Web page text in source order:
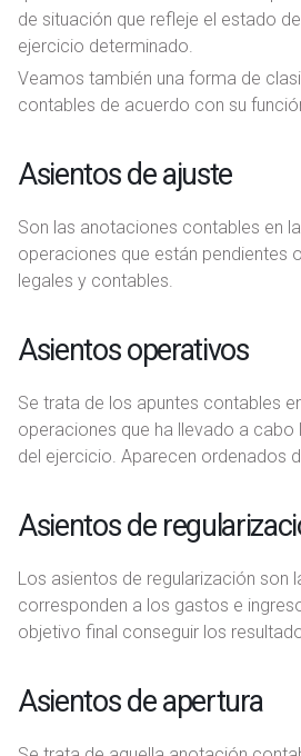
de situación que refleje el estado
ejercicio determinado.
Veamos también una forma de
contables de acuerdo con su
Asientos de ajuste
Son las anotaciones contables en
operaciones que están pendientes
legales y contables.
Asientos operativos
Se trata de los apuntes contables
operaciones que ha llevado a cabo
del ejercicio. Aparecen ordenados
Asientos de
Los asientos de regularización son
corresponden a los gastos e
objetivo final conseguir los
Asientos de apertura